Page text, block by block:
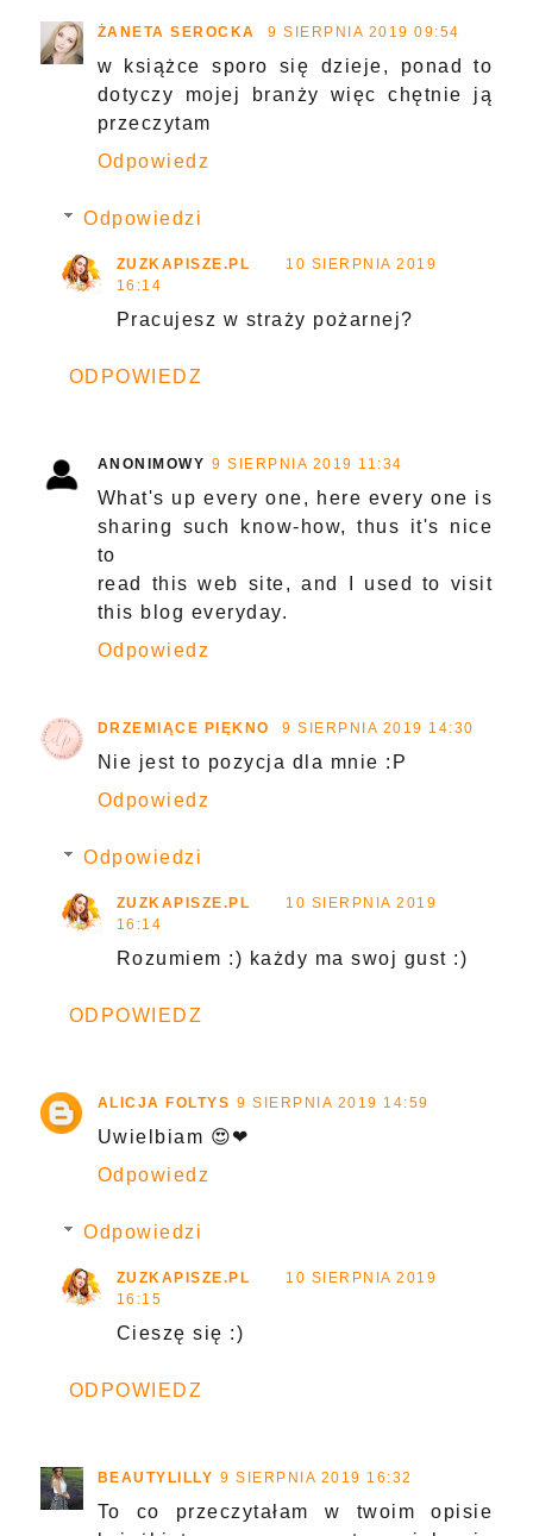
ŻANETA SEROCKA 9 SIERPNIA 2019 09:54
w książce sporo się dzieje, ponad to
dotyczy mojej branży więc chętnie ją
przeczytam
Odpowiedz
Odpowiedzi
ZUZKAPISZE.PL
10 SIERPNIA 2019
16:14
Pracujesz w straży pożarnej?
ODPOWIEDZ
ANONIMOWY 9 SIERPNIA 2019 11:34
What's up every one, here every one is
sharing such know-how, thus it's nice
to
read this web site, and I used to visit
this blog everyday.
Odpowiedz
DRZEMIĄCE PIĘKNO 9 SIERPNIA 2019 14:30
Nie jest to pozycja dla mnie :P
Odpowiedz
Odpowiedzi
ZUZKAPISZE.PL
10 SIERPNIA 2019
16:14
Rozumiem :) każdy ma swoj gust :)
ODPOWIEDZ
ALICJA FOLTYS 9 SIERPNIA 2019 14:59
Uwielbiam 😍❤
Odpowiedz
Odpowiedzi
ZUZKAPISZE.PL
10 SIERPNIA 2019
16:15
Cieszę się :)
ODPOWIEDZ
BEAUTYLILLY 9 SIERPNIA 2019 16:32
To co przeczytałam w twoim opisie